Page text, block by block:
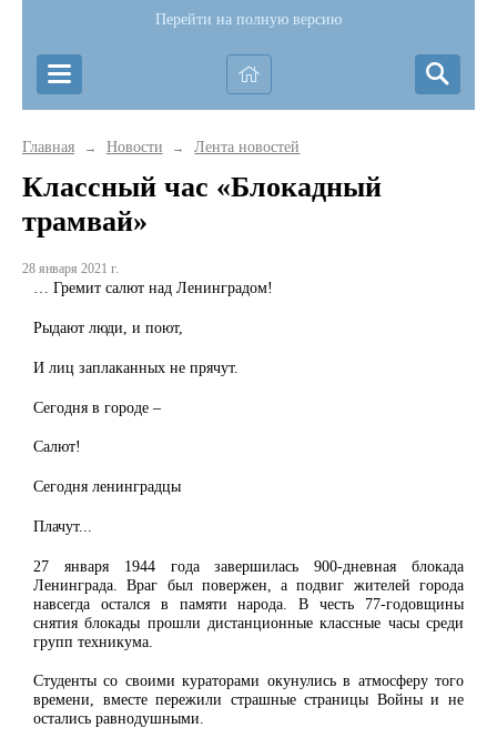
Перейти на полную версию
Главная → Новости → Лента новостей
Классный час «Блокадный
трамвай»
28 января 2021 г.
… Гремит салют над Ленинградом!
Рыдают люди, и поют,
И лиц заплаканных не прячут.
Сегодня в городе –
Салют!
Сегодня ленинградцы
Плачут...
27 января 1944 года завершилась 900-дневная блокада
Ленинграда. Враг был повержен, а подвиг жителей города
навсегда остался в памяти народа. В честь 77-годовщины
снятия блокады прошли дистанционные классные часы среди
групп техникума.
Студенты со своими кураторами окунулись в атмосферу того
времени, вместе пережили страшные страницы Войны и не
остались равнодушными.